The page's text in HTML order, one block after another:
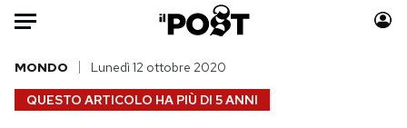
Auto
HOME
QUESTO ARTICOLO HA PIÙ DI 5 ANNI
MONDO Lunedì 12 ottobre 2020